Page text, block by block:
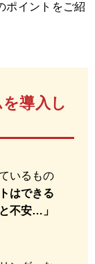
ポイントをご紹
導入し
いるもの
はできる
不安…」